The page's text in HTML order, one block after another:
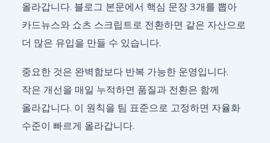
올라갑니다. 블로그 본문에서 핵심 문장 3개를 뽑아
카드뉴스와 쇼츠 스크립트로 전환하면 같은 자산으로
더 많은 유입을 만들 수 있습니다.
중요한 것은 완벽함보다 반복 가능한 운영입니다.
작은 개선을 매일 누적하면 품질과 전환은 함께
올라갑니다. 이 원칙을 팀 표준으로 고정하면 자율화
수준이 빠르게 올라갑니다.